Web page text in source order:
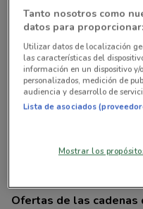
Blvd. Manuel Avila
(méxico)
8.3 km
CERRADO
Av. San Jerónimo
8.3 km
CERRADO
Ofertas de las cadenas
Tanto nosotros como
datos para proporcionar:
Utilizar datos de localización
las características del
información en un dispositivo
personalizados, medición de
audiencia y desarrollo de
Lista de asociados
Mostrar los